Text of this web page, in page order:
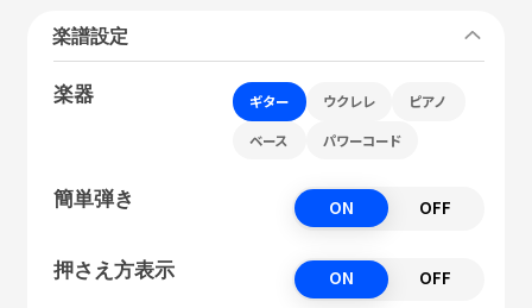
楽譜設定
楽器 ギター ウクレレ ピアノ
ベース パワーコード
簡単弾き ON OFF
押さえ方表示 ON OFF